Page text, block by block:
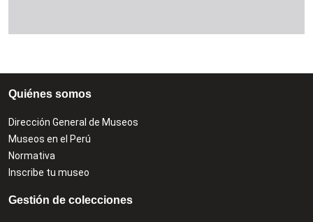
Quiénes somos
Dirección General de Museos
Museos en el Perú
Normativa
Inscribe tu museo
Gestión de colecciones